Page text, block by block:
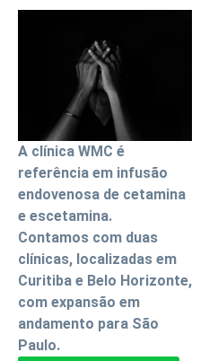
A clínica WMC é
referência em infusão
endovenosa de cetamina
e escetamina.
Contamos com duas
clínicas, localizadas em
Curitiba e Belo Horizonte,
com expansão em
andamento para São
Paulo.